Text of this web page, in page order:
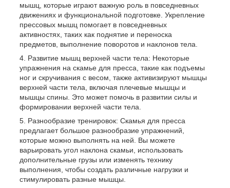
мышц, которые играют важную роль в повседневных
движениях и функциональной подготовке. Укрепление
прессовых мышц помогает в повседневных
активностях, таких как поднятие и переноска
предметов, выполнение поворотов и наклонов тела.
Развитие мышц верхней части тела: Некоторые
упражнения на скамье для пресса, такие как подъемы
ног и скручивания с весом, также активизируют мышцы
верхней части тела, включая плечевые мышцы и
мышцы спины. Это может помочь в развитии силы и
формировании верхней части тела.
Разнообразие тренировок: Скамья для пресса
предлагает большое разнообразие упражнений,
которые можно выполнять на ней. Вы можете
варьировать угол наклона скамьи, использовать
дополнительные грузы или изменять технику
выполнения, чтобы создать различные нагрузки и
стимулировать разные мышцы.